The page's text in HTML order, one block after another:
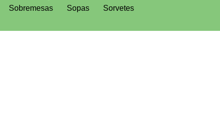
Sobremesas Sopas
Sorvetes